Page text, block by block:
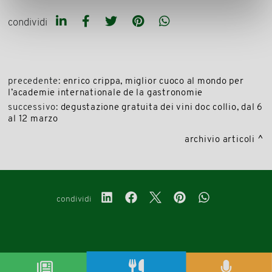
condividi
precedente: enrico crippa, miglior cuoco al mondo per
l’academie internationale de la gastronomie
successivo: degustazione gratuita dei vini doc collio, dal 6
al 12 marzo
archivio articoli
condividi